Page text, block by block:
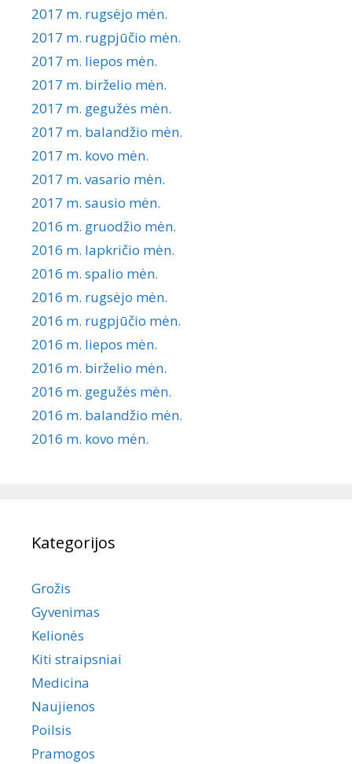
2017 m. rugsėjo mėn.
2017 m. rugpjūčio mėn.
2017 m. liepos mėn.
2017 m. birželio mėn.
2017 m. gegužės mėn.
2017 m. balandžio mėn.
2017 m. kovo mėn.
2017 m. vasario mėn.
2017 m. sausio mėn.
2016 m. gruodžio mėn.
2016 m. lapkričio mėn.
2016 m. spalio mėn.
2016 m. rugsėjo mėn.
2016 m. rugpjūčio mėn.
2016 m. liepos mėn.
2016 m. birželio mėn.
2016 m. gegužės mėn.
2016 m. balandžio mėn.
2016 m. kovo mėn.
Kategorijos
Grožis
Gyvenimas
Kelionės
Kiti straipsniai
Medicina
Naujienos
Poilsis
Pramogos